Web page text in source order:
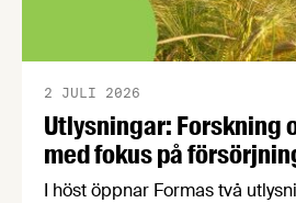
Utlysningar: Forskning
med fokus på
2 JULI 2026
I höst öppnar Formas två